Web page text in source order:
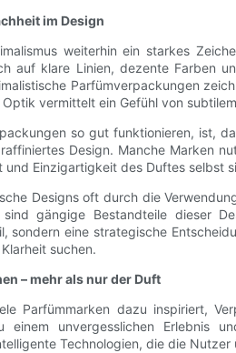
im Design
weiterhin ein starkes
auf klare Linien, dezente Farben
Parfümverpackungen
vermittelt ein Gefühl von
so gut funktionieren, ist,
Design. Manche Marken
Einzigartigkeit des Duftes selbst
Designs oft durch die
gängige Bestandteile dieser
sondern eine strategische
suchen.
– mehr als nur der Duft
Parfümmarken dazu inspiriert,
einem unvergesslichen Erlebnis
Technologien, die die